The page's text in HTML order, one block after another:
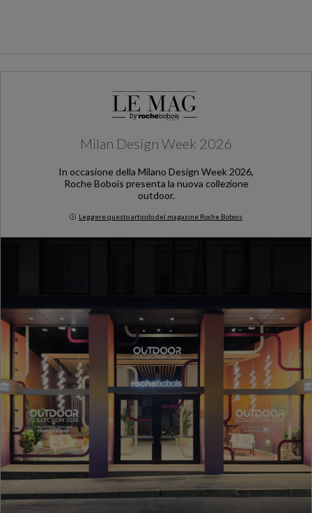
Milan Design Week 2026
In occasione della Milano Design Week 2026,
Roche Bobois presenta la nuova collezione
outdoor.
Leggere questo articolo del magazine Roche Bobois
Milan Design Week 2026